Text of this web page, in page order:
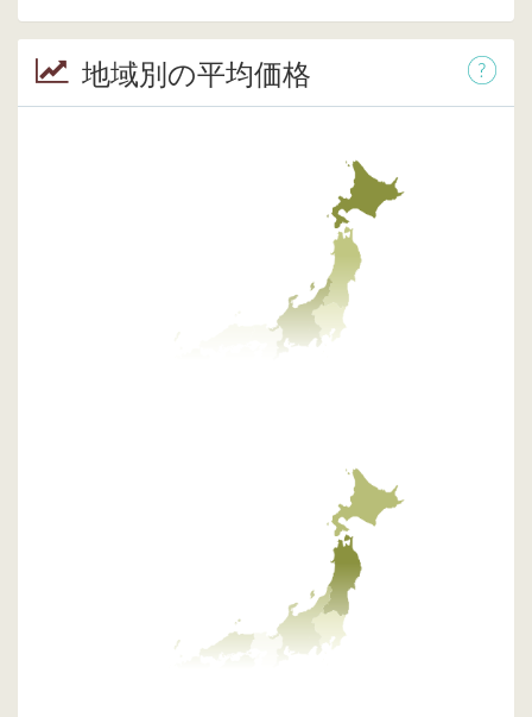
地域別の平均価格